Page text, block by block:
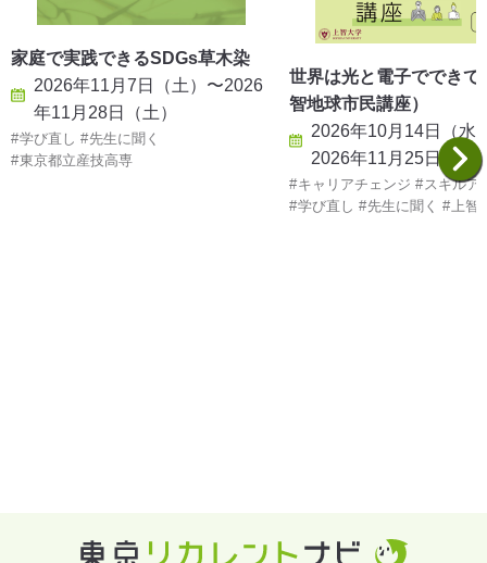
家庭で実践できるSDGs草木染
2026年11月7日（土）〜2026
年11月28日（土）
学び直し
先生に聞く
東京都立産技高専
世界は光と電子でできて
智地球市民講座）
2026年10月14日（水
2026年11月25日（水
キャリアチェンジ
スキルア
学び直し
先生に聞く 上智